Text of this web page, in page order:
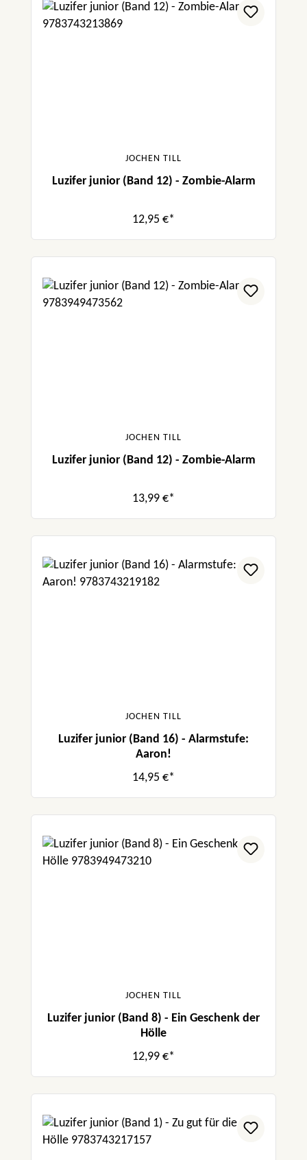
JOCHEN TILL
Luzifer junior (Band 12) - Zombie-Alarm
12,95 €*
JOCHEN TILL
Luzifer junior (Band 12) - Zombie-Alarm
13,99 €*
JOCHEN TILL
Luzifer junior (Band 16) - Alarmstufe:
Aaron!
14,95 €*
JOCHEN TILL
Luzifer junior (Band 8) - Ein Geschenk der
Hölle
12,99 €*